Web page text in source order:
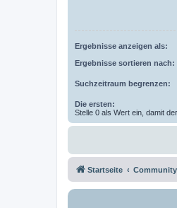
Ergebnisse anzeigen als:
Ergebnisse sortieren nach:
Suchzeitraum begrenzen:
Die ersten:
Stelle 0 als Wert ein, damit
Startseite Community